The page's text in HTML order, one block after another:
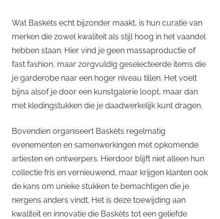
Wat Baskèts echt bijzonder maakt, is hun curatie van
merken die zowel kwaliteit als stijl hoog in het vaandel
hebben staan. Hier vind je geen massaproductie of
fast fashion, maar zorgvuldig geselecteerde items die
je garderobe naar een hoger niveau tillen. Het voelt
bijna alsof je door een kunstgalerie loopt, maar dan
met kledingstukken die je daadwerkelijk kunt dragen.
Bovendien organiseert Baskèts regelmatig
evenementen en samenwerkingen met opkomende
artiesten en ontwerpers. Hierdoor blijft niet alleen hun
collectie fris en vernieuwend, maar krijgen klanten ook
de kans om unieke stukken te bemachtigen die je
nergens anders vindt. Het is deze toewijding aan
kwaliteit en innovatie die Baskèts tot een geliefde